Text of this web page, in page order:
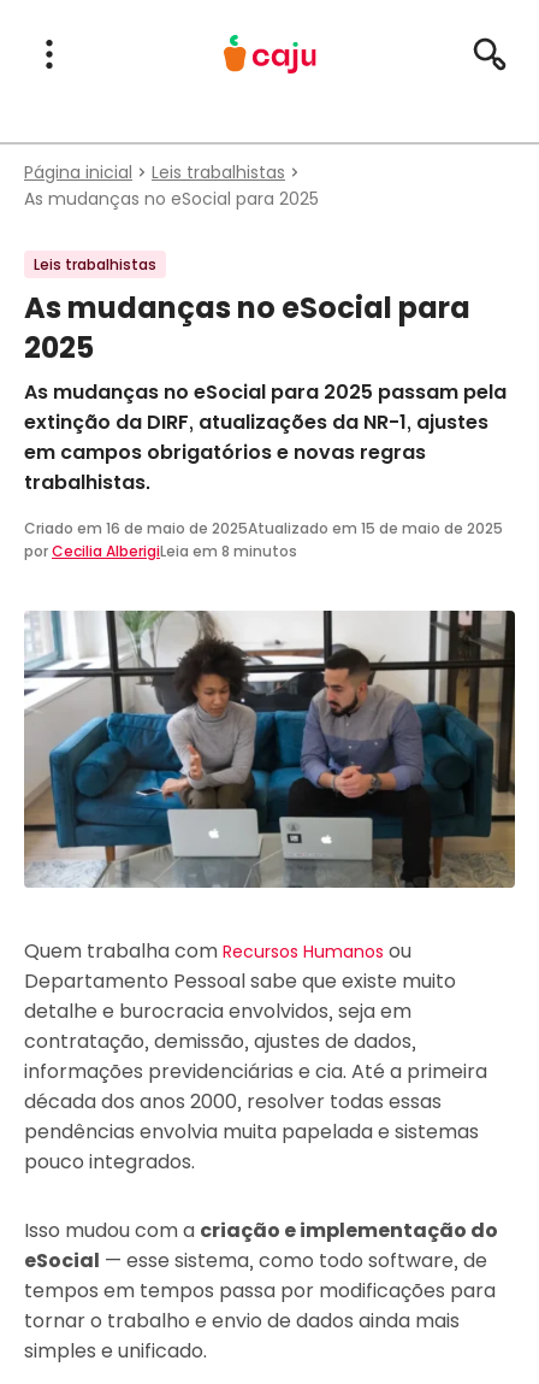
Menu Principal
Abrir Menu
Página inicial
Leis trabalhistas
As mudanças no eSocial para 2025
Leis trabalhistas
As mudanças no eSocial para
2025
As mudanças no eSocial para 2025 passam pela
extinção da DIRF, atualizações da NR-1, ajustes
em campos obrigatórios e novas regras
trabalhistas.
Criado em 16 de maio de 2025Atualizado em 15 de maio de 2025
porCecilia AlberigiLeia em 8 minutos
Quem trabalha com Recursos Humanos ou
Departamento Pessoal sabe que existe muito
detalhe e burocracia envolvidos, seja em
contratação, demissão, ajustes de dados,
informações previdenciárias e cia. Até a primeira
década dos anos 2000, resolver todas essas
pendências envolvia muita papelada e sistemas
pouco integrados.
Isso mudou com a criação e implementação do
eSocial — esse sistema, como todo software, de
tempos em tempos passa por modificações para
tornar o trabalho e envio de dados ainda mais
simples e unificado.